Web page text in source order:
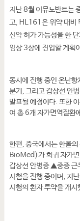
지난 8월 이뮤노반트는
고, HL161은 위약 대비
신약 허가 가능성을 한
임상 3상에 진입할 계획
동시에 진행 중인 온난
분기, 그리고 갑상선 안
발표될 예정이다. 또한
여 총 6개 자가면역질환
한편, 중국에서는 한올
BioMed)가 희귀 자가
갑상선 안병증 ▲중증 근
시험을 진행 중이며, 지
시험의 환자 투약을 개시